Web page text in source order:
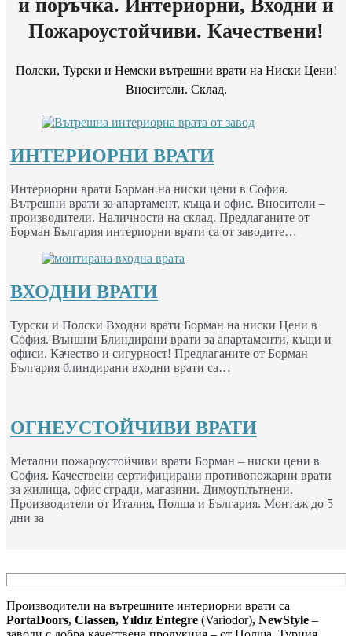
и поръчка. Интериорни, Входни и
Пожароустойчиви. Качествени!
Полски, Турски и Немски вътрешни врати на Ниски Цени!
Вносители. Склад.
ИНТЕРИОРНИ ВРАТИ
Интериорни врати Борман на ниски цени в София.
Вътрешни врати за апартамент, къща и офис. Вносители –
производители. Наличности на склад. Предлаганите от
Борман България интериорни врати са от заводите…
ВХОДНИ ВРАТИ
Турски и Полски Входни врати Борман на ниски Цени в
София. Външни Блиндирани врати за апартаменти, къщи и
офиси. Качество и сигурност! Предлаганите от Борман
България блиндирани входни врати са…
ОГНЕУСТОЙЧИВИ ВРАТИ
Метални пожароустойчиви врати Борман – ниски цени в
София. Качествени сертифицирани противопожарни врати
за жилища, офис сгради, магазини. Димоуплътнени.
Производители от Италия, Полша и България. Монтаж до 5
дни за
Производители на вътрешните интериорни врати са
PortaDoors, Classen, Yıldız Entegre (Variodor), NewStyle –